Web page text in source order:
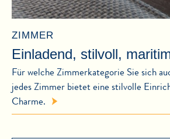
ZIMMER
Einladend, stilvoll,
Für welche Zimmerkategorie Sie sich
jedes Zimmer bietet eine stilvolle
Charme.